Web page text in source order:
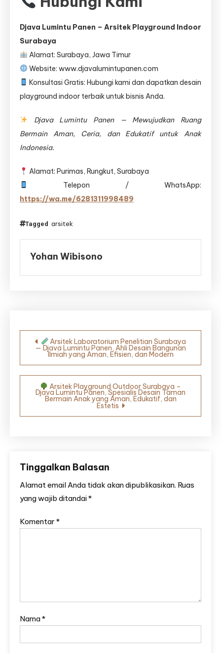
Djava Lumintu Panen – Arsitek Playground Indoor
Surabaya
Alamat: Surabaya, Jawa Timur
Website: www.djavalumintupanen.com
Konsultasi Gratis: Hubungi kami dan dapatkan desain
playground indoor terbaik untuk bisnis Anda.
Djava Lumintu Panen — Mewujudkan Ruang
Bermain Aman, Ceria, dan Edukatif untuk Anak
Indonesia.
Alamat: Purimas, Rungkut, Surabaya
Telepon / WhatsApp:
https://wa.me/6281311998489
Tagged arsitek
Yohan Wibisono
Navigasi
pos
Arsitek Laboratorium Penelitian Surabaya
— Djava Lumintu Panen, Ahli Desain Bangunan
Ilmiah yang Aman, Efisien, dan Modern
Arsitek Playground Outdoor Surabaya –
Djava Lumintu Panen, Spesialis Desain Taman
Bermain Anak yang Aman, Edukatif, dan
Estetis
Tinggalkan Balasan
Alamat email Anda tidak akan dipublikasikan. Ruas
yang wajib ditandai*
Komentar *
Nama*